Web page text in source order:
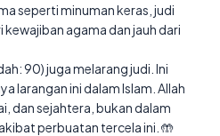
seperti minuman keras, judi
agama dan jauh dari
90) juga melarang judi. Ini
larangan ini dalam Islam. Allah
dan sejahtera, bukan dalam
perbuatan tercela ini. 🤲